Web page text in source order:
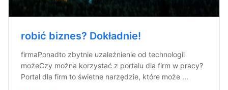
robić biznes? Dokładnie!
firmaPonadto zbytnie uzależnienie od technologii
możeCzy można korzystać z portalu dla firm w pracy?
Portal dla firm to świetne narzędzie, które może ...